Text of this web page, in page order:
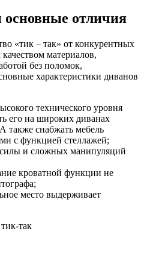
основные отличия
«тик – так» от конкурентных
материалов,
без поломок,
характеристики диванов
технического уровня
его на широких диванах
также снабжать мебель
с функцией стеллажей;
силы и сложных манипуляций
кроватной функции не
место выдерживает